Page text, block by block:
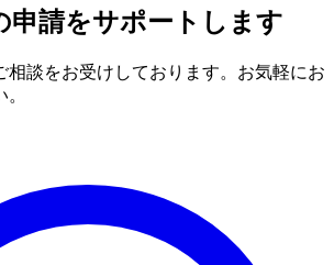
申請をサポートします
相談をお受けしております。お気軽にお